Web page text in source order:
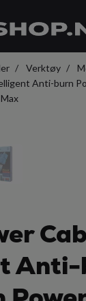
Verktøy
Anti-burn